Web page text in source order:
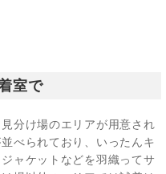
室で
分け場のエリアが用意され
べられており、いったんキ
ャケットなどを羽織ってサ